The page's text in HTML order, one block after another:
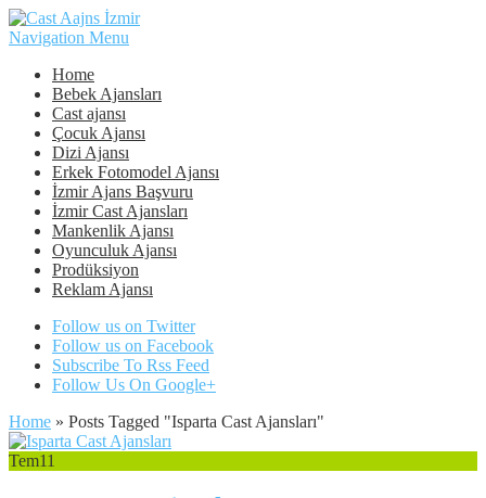
Navigation Menu
Home
Bebek Ajansları
Cast ajansı
Çocuk Ajansı
Dizi Ajansı
Erkek Fotomodel Ajansı
İzmir Ajans Başvuru
İzmir Cast Ajansları
Mankenlik Ajansı
Oyunculuk Ajansı
Prodüksiyon
Reklam Ajansı
Follow us on Twitter
Follow us on Facebook
Subscribe To Rss Feed
Follow Us On Google+
Home » Posts Tagged "Isparta Cast Ajansları"
Tem11